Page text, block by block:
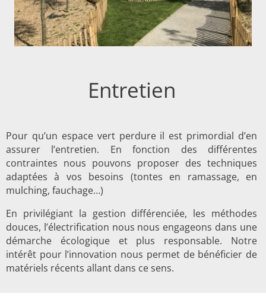
Entretien
Pour qu’un espace vert perdure il est primordial d’en
assurer l’entretien. En fonction des différentes
contraintes nous pouvons proposer des techniques
adaptées à vos besoins (tontes en ramassage, en
mulching, fauchage…)
En privilégiant la gestion différenciée, les méthodes
douces, l’électrification nous nous engageons dans une
démarche écologique et plus responsable. Notre
intérêt pour l’innovation nous permet de bénéficier de
matériels récents allant dans ce sens.